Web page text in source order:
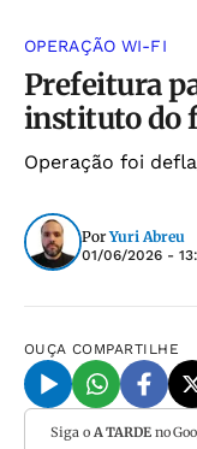
OPERAÇÃO WI-FI
Prefeitura
instituto do
Operação foi
Por Yuri Abreu
01/06/2026 -
OUÇA COMPARTILHE
Siga o A TARDEno